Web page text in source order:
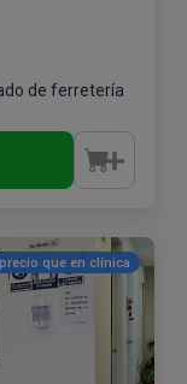
de ferretería
que en clínica